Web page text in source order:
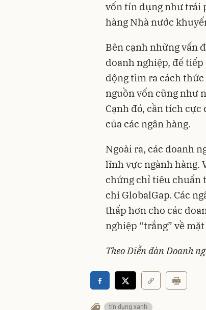
vốn tín dụng như trái
hàng Nhà nước
Bên cạnh những vấn
doanh nghiệp, để
động tìm ra cách
nguồn vốn cũng như
Cạnh đó, cần tích
của các ngân hàng.
Ngoài ra, các doanh
lĩnh vực ngành hàng.
chứng chỉ tiêu chuẩn
chỉ GlobalGap. Các
thấp hơn cho các
nghiệp “trắng” về
Theo Diễn đàn Doanh
tín dụng xanh